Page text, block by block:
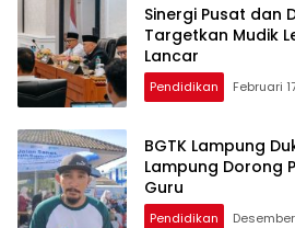
Sinergi Pusat dan
Targetkan Mudik
Lancar
Pendidikan Februari
BGTK Lampung
Lampung Dorong
Guru
Pendidikan